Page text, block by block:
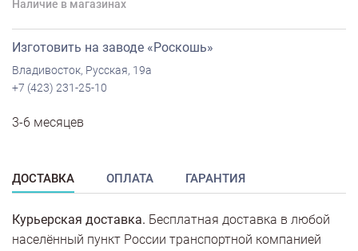
Наличие в магазинах
Изготовить на заводе «Роскошь»
Владивосток, Русская, 19а
+7 (423) 231-25-10
3-6 месяцев
ДОСТАВКА ОПЛАТА ГАРАНТИЯ
Курьерская доставка. Бесплатная доставка в любой
населённый пункт России транспортной компанией